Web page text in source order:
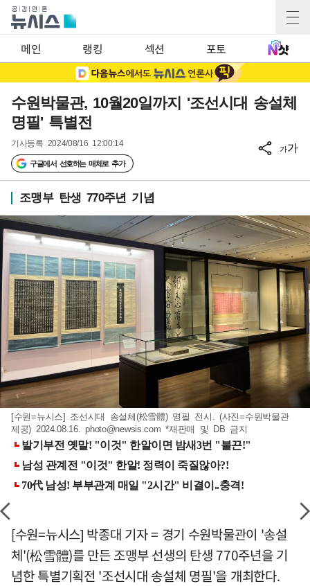
메인 랭킹 섹션 포토
수원박물관, 10월20일까지 '조선시대 송설체
명필' 특별전
기사등록 2024/08/16 12:00:14
구글에서 선호하는 매체로 추가
가가
조맹부 탄생 770주년 기념
[수원=뉴시스] 조선시대 송설체(松雪體) 명필 전시. (사진=수원박물관
제공) 2024.08.16.photo@newsis.com *재판매 및 DB 금지
[수원=뉴시스] 박종대 기자 = 경기 수원박물관이 '송설
체'(松雪體)를 만든 조맹부 선생의 탄생 770주년을 기
념한 특별기획전 '조선시대 송설체 명필'을 개최한다.